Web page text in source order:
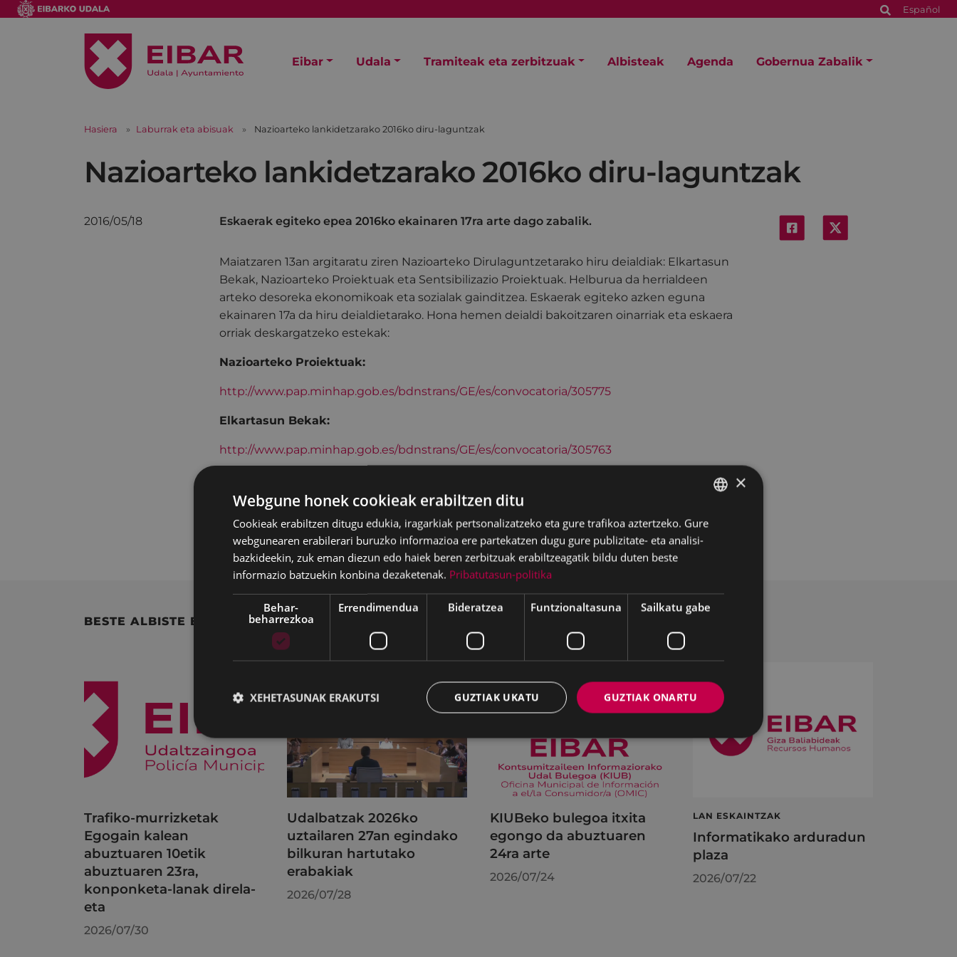
Español
Eibar Udala Tramiteak eta zerbitzuak Albisteak Agenda Gobernua Zabalik
Hasiera Laburrak eta abisuak Nazioarteko lankidetzarako 2016ko diru-laguntzak
Nazioarteko lankidetzarako 2016ko diru-laguntzak
2016/05/18 Eskaerak egiteko epea 2016ko ekainaren 17ra arte dago zabalik.
Maiatzaren 13an argitaratu ziren Nazioarteko Dirulaguntzetarako hiru deialdiak: Elkartasun
Bekak, Nazioarteko Proiektuak eta Sentsibilizazio Proiektuak. Helburua da herrialdeen
arteko desoreka ekonomikoak eta sozialak gainditzea. Eskaerak egiteko azken eguna
ekainaren 17a da hiru deialdietarako. Hona hemen deialdi bakoitzaren oinarriak eta eskaera
orriak deskargatzeko estekak:
Nazioarteko Proiektuak:
http://www.pap.minhap.gob.es/bdnstrans/GE/es/convocatoria/305775
Elkartasun Bekak:
http://www.pap.minhap.gob.es/bdnstrans/GE/es/convocatoria/305763
http://www.pap.minhap.gob.es/bdnstrans/GE/es/convocatoria/305751
Informazio gehiago: 943-70-84-40 (4411) Jone Morrás Azpiazu
BESTE ALBISTE BATZUK
Trafiko-murrizketak
Egogain kalean
abuztuaren 10etik
abuztuaren 23ra,
konponketa-lanak direla-
eta
2026/07/30
Udalbatzak 2026ko
uztailaren 27an egindako
bilkuran hartutako
erabakiak
2026/07/28
KIUBeko bulegoa itxita
egongo da abuztuaren
24ra arte
2026/07/24
LAN ESKAINTZAK
Informatikako arduradun
plaza
2026/07/22
BASQUE
SPANISH
×
Webgune honek cookieak erabiltzen ditu
Cookieak erabiltzen ditugu edukia, iragarkiak pertsonalizatzeko eta gure trafikoa aztertzeko. Gure
webgunearen erabilerari buruzko informazioa ere partekatzen dugu gure publizitate- eta analisi-
bazkideekin, zuk eman diezun edo haiek beren zerbitzuak erabiltzeagatik bildu duten beste
informazio batzuekin konbina dezaketenak. Pribatutasun-politika
Behar-
beharrezkoa
Errendimendua Bideratzea Funtzionaltasuna Sailkatu gabe
GUZTIAK ONARTU
GUZTIAK UKATU
XEHETASUNAK ERAKUTSI